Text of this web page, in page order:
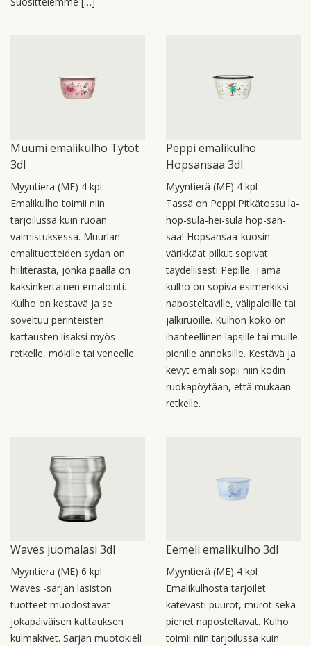
Muumi emalikulho Tytöt
3dl
Myyntierä (ME) 4 kpl
Emalikulho toimii niin
tarjoilussa kuin ruoan
valmistuksessa. Muurlan
emalituotteiden sydän on
hiiliterästä, jonka päällä on
kaksinkertainen emalointi.
Kulho on kestävä ja se
soveltuu perinteisten
kattausten lisäksi myös
retkelle, mökille tai veneelle.
Peppi emalikulho
Hopsansaa 3dl
Myyntierä (ME) 4 kpl
Tässä on Peppi Pitkätossu la-
hop-sula-hei-sula hop-san-
saa! Hopsansaa-kuosin
värikkäät pilkut sopivat
täydellisesti Pepille. Tämä
kulho on sopiva esimerkiksi
naposteltaville, välipaloille tai
jälkiruoille. Kulhon koko on
ihanteellinen lapsille tai muille
pienille annoksille. Kestävä ja
kevyt emali sopii niin kodin
ruokapöytään, että mukaan
retkelle.
Waves juomalasi 3dl
Myyntierä (ME) 6 kpl
Waves -sarjan lasiston
tuotteet muodostavat
jokapäiväisen kattauksen
kulmakivet. Sarjan muotokieli
Eemeli emalikulho 3dl
Myyntierä (ME) 4 kpl
Emalikulhosta tarjoilet
kätevästi puurot, murot sekä
pienet naposteltavat. Kulho
toimii niin tarjoilussa kuin